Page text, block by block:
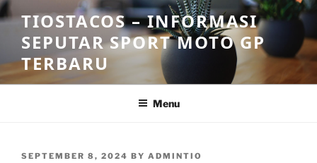
Skip
to
content
TIOSTACOS – INFORMASI
SEPUTAR SPORT MOTO GP
TERBARU
Menu
POSTED
SEPTEMBER 8, 2024 BY ADMINTIO